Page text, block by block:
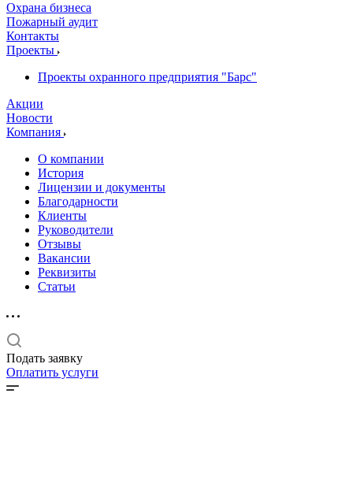
Охрана бизнеса
Пожарный аудит
Контакты
Проекты
Проекты охранного предприятия "Барс"
Акции
Новости
Компания
О компании
История
Лицензии и документы
Благодарности
Клиенты
Руководители
Отзывы
Вакансии
Реквизиты
Статьи
Подать заявку
Оплатить услуги